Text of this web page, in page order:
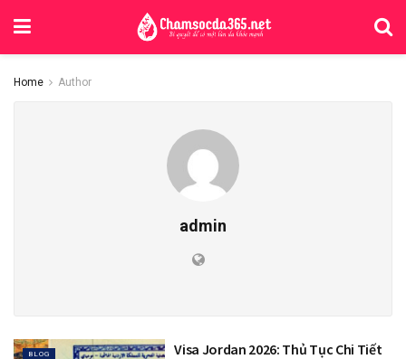
Home Author
admin
BLOG
Visa Jordan 2026: Thủ Tục Chi Tiết